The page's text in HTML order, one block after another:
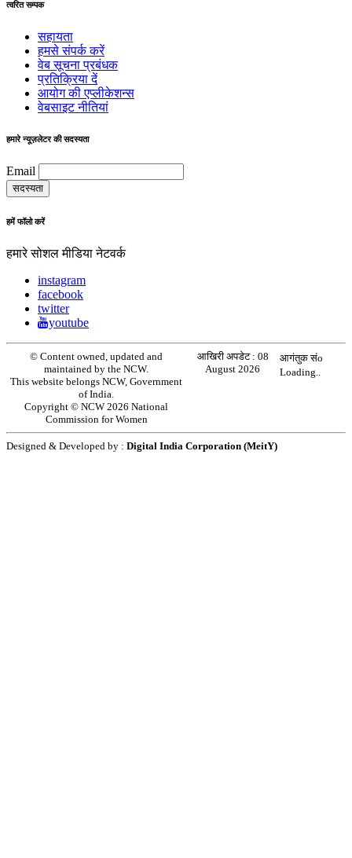
त्वरित सम्पक
सहायता
हमसे संपर्क करें
वेब सूचना प्रबंधक
प्रतिक्रिया दें
आयोग की एप्लीकेशन्स
वेबसाइट नीतियां
हमारे न्यूज़लेटर की सदस्यता
Email
हमें फॉलो करें
हमारे सोशल मीडिया नेटवर्क
instagram
facebook
twitter
youtube
© Content owned, updated and
maintained by the NCW.
This website belongs NCW, Government
of India.
Copyright © NCW 2026 National
Commission for Women
आखिरी अपडेट : 08
August 2026
आगंतुक संo
Loading..
Designed & Developed by : Digital India Corporation (MeitY)